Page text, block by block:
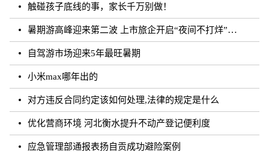
触碰孩子底线的事，家长千万别做！
暑期游高峰迎来第二波 上市旅企开启“夜间不打烊”模式
自驾游市场迎来5年最旺暑期
小米max哪年出的
对方违反合同约定该如何处理,法律的规定是什么
优化营商环境 河北衡水提升不动产登记便利度
应急管理部通报表扬自贡成功避险案例